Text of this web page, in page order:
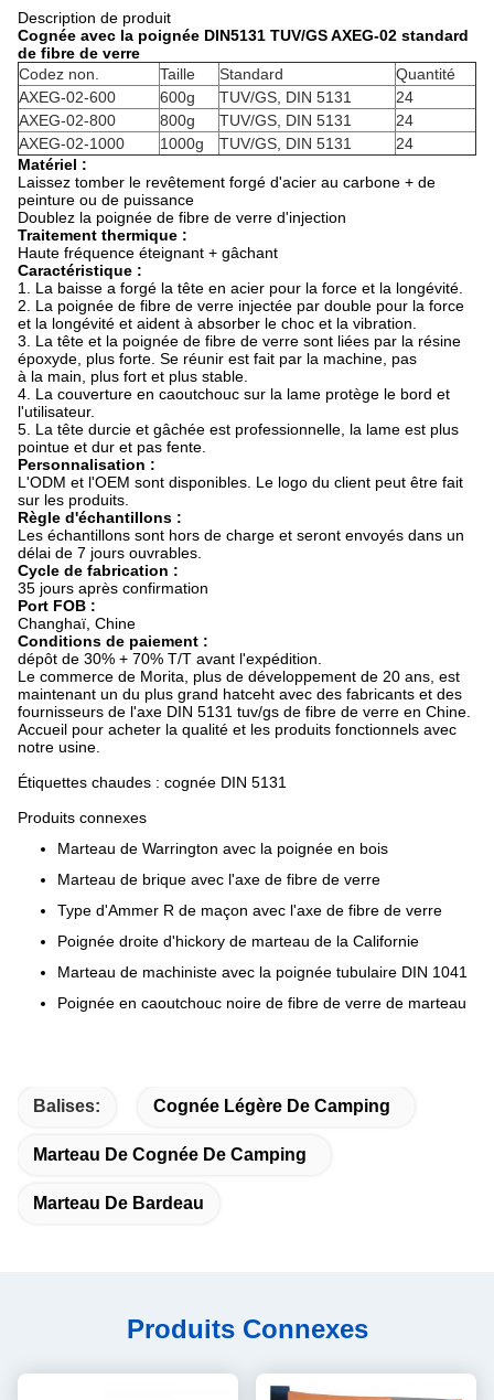
Description de produit
Cognée avec la poignée DIN5131 TUV/GS AXEG-02 standard
de fibre de verre
Codez non.
Taille Standard
Quantité
AXEG-02-600
600g TUV/GS, DIN 5131
24
AXEG-02-800
800g TUV/GS, DIN 5131
24
AXEG-02-1000
1000g TUV/GS, DIN 5131
24
Matériel :
Laissez tomber le revêtement forgé d'acier au carbone + de
peinture ou de puissance
Doublez la poignée de fibre de verre d'injection
Traitement thermique :
Haute fréquence éteignant + gâchant
Caractéristique :
1. La baisse a forgé la tête en acier pour la force et la longévité.
2. La poignée de fibre de verre injectée par double pour la force
et la longévité et aident à absorber le choc et la vibration.
3. La tête et la poignée de fibre de verre sont liées par la résine
époxyde, plus forte. Se réunir est fait par la machine, pas
à la main, plus fort et plus stable.
4. La couverture en caoutchouc sur la lame protège le bord et
l'utilisateur.
5. La tête durcie et gâchée est professionnelle, la lame est plus
pointue et dur et pas fente.
Personnalisation :
L'ODM et l'OEM sont disponibles. Le logo du client peut être fait
sur les produits.
Règle d'échantillons :
Les échantillons sont hors de charge et seront envoyés dans un
délai de 7 jours ouvrables.
Cycle de fabrication :
35 jours après confirmation
Port FOB :
Changhaï, Chine
Conditions de paiement :
dépôt de 30% + 70% T/T avant l'expédition.
Le commerce de Morita, plus de développement de 20 ans, est
maintenant un du plus grand hatceht avec des fabricants et des
fournisseurs de l'axe DIN 5131 tuv/gs de fibre de verre en Chine.
Accueil pour acheter la qualité et les produits fonctionnels avec
notre usine.
Étiquettes chaudes : cognée DIN 5131
Produits connexes
Marteau de Warrington avec la poignée en bois
Marteau de brique avec l'axe de fibre de verre
Type d'Ammer R de maçon avec l'axe de fibre de verre
Poignée droite d'hickory de marteau de la Californie
Marteau de machiniste avec la poignée tubulaire DIN 1041
Poignée en caoutchouc noire de fibre de verre de marteau
Balises: Cognée Légère De Camping
Marteau De Cognée De Camping
Marteau De Bardeau
Produits Connexes